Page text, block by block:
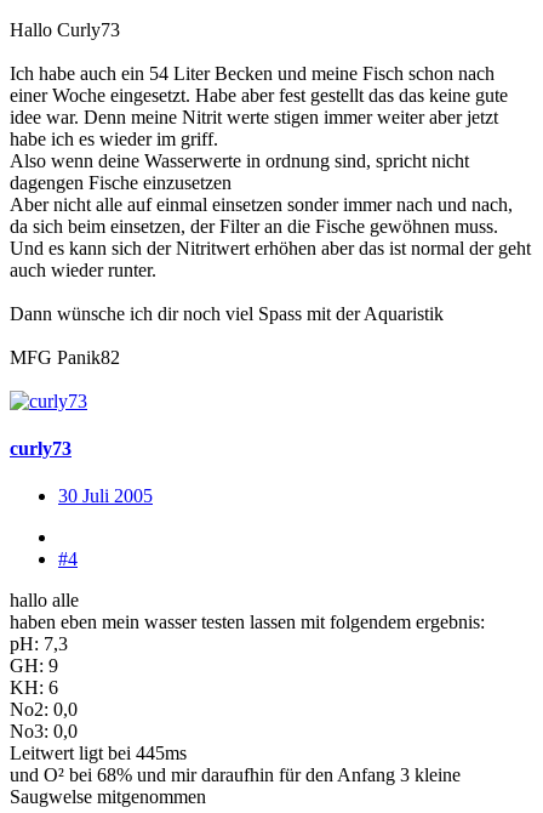
Hallo Curly73
Ich habe auch ein 54 Liter Becken und meine Fisch schon nach
einer Woche eingesetzt. Habe aber fest gestellt das das keine gute
idee war. Denn meine Nitrit werte stigen immer weiter aber jetzt
habe ich es wieder im griff.
Also wenn deine Wasserwerte in ordnung sind, spricht nicht
dagengen Fische einzusetzen
Aber nicht alle auf einmal einsetzen sonder immer nach und nach,
da sich beim einsetzen, der Filter an die Fische gewöhnen muss.
Und es kann sich der Nitritwert erhöhen aber das ist normal der geht
auch wieder runter.
Dann wünsche ich dir noch viel Spass mit der Aquaristik
MFG Panik82
curly73
30 Juli 2005
#4
hallo alle
haben eben mein wasser testen lassen mit folgendem ergebnis:
pH: 7,3
GH: 9
KH: 6
No2: 0,0
No3: 0,0
Leitwert ligt bei 445ms
und O² bei 68% und mir daraufhin für den Anfang 3 kleine
Saugwelse mitgenommen